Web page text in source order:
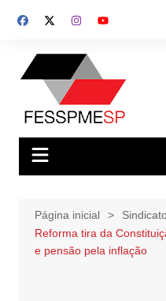
para
conteúdo
Página inicial
Reforma tira da
e pensão pela inflação